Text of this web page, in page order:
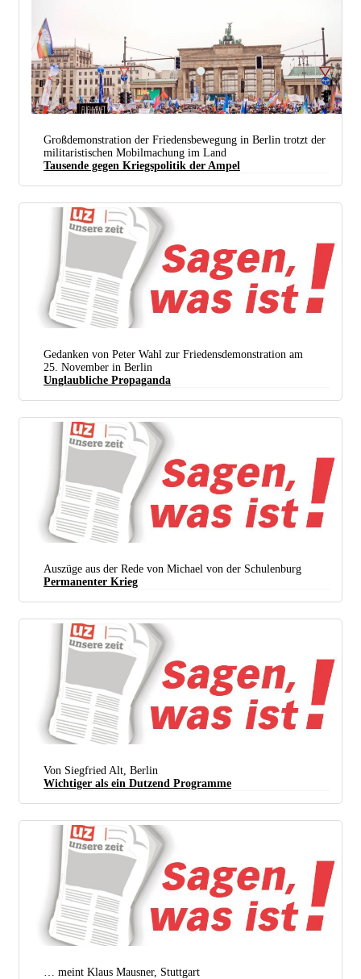
(Foto: Libelle / Bearb.: UZ)
Großdemonstration der Friedensbewegung in Berlin trotzt der
militaristischen Mobilmachung im Land
Tausende gegen Kriegspolitik der Ampel
Gedanken von Peter Wahl zur Friedensdemonstration am
25. November in Berlin
Unglaubliche Propaganda
Auszüge aus der Rede von Michael von der Schulenburg
Permanenter Krieg
Von Siegfried Alt, Berlin
Wichtiger als ein Dutzend Programme
… meint Klaus Mausner, Stuttgart